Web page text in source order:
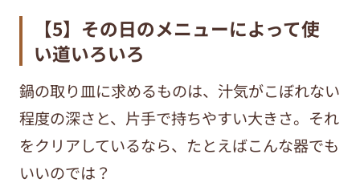
【5】その日のメニューによって使
い道いろいろ
鍋の取り皿に求めるものは、汁気がこぼれない
程度の深さと、片手で持ちやすい大きさ。それ
をクリアしているなら、たとえばこんな器でも
いいのでは？